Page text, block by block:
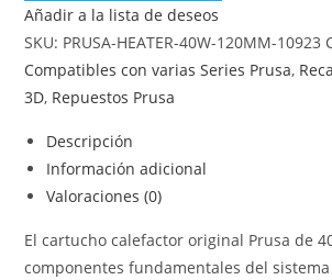
Añadir a la lista de deseos
SKU: PRUSA-HEATER-40W-120MM-10923
Compatibles con varias Series Prusa,
3D, Repuestos Prusa
Descripción
Información adicional
Valoraciones (0)
El cartucho calefactor original Prusa de
componentes fundamentales del